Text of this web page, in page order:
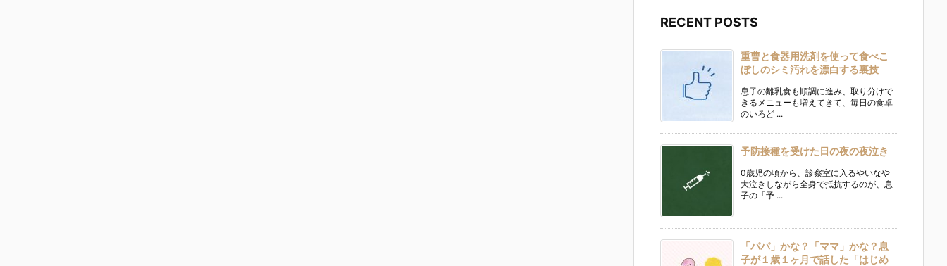
RECENT POSTS
重曹と食器用洗剤を使って食べこ
ぼしのシミ汚れを漂白する裏技
息子の離乳食も順調に進み、取り分けで
きるメニューも増えてきて、毎日の食卓
のいろど ...
予防接種を受けた日の夜の夜泣き
0歳児の頃から、診察室に入るやいなや
大泣きしながら全身で抵抗するのが、息
子の「予 ...
「パパ」かな？「ママ」かな？息
子が１歳１ヶ月で話した「はじめ